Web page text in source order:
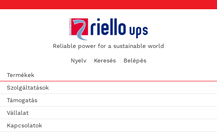
Reliable power for a sustainable world
Nyelv Keresés Belépés
Termékek
Szolgáltatások
Támogatás
Vállalat
Kapcsolatok